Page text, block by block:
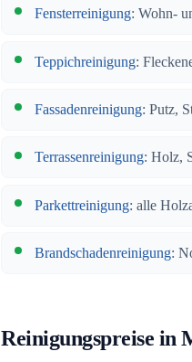
Fensterreinigung: Wohn-
Teppichreinigung:
Fassadenreinigung: Putz,
Terrassenreinigung: Holz,
Parkettreinigung: alle
Brandschadenreinigung:
Reinigungspreise in